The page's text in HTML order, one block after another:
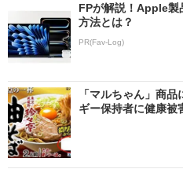
FPが解説！Apple製
方法とは？
PR(Fav-Log)
「マルちゃん」商
ギー保持者に健康